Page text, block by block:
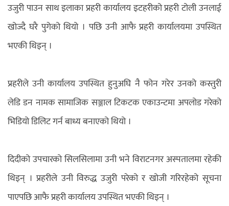
उजुरी पाउन साथ इलाका प्रहरी कार्यालय इटहरीको प्रहरी टोली उनलाई
खोज्दै घरै पुगेको थियो । पछि उनी आफै प्रहरी कार्यालयमा उपस्थित
भएकी थिइन् ।
प्रहरीले उनी कार्यालय उपस्थित हुनुअघि नै फोन गरेर उनको कस्तुरी
लेडि डन नामक सामाजिक सञ्जाल टिकटक एकाउन्टमा अपलोड गरेको
भिडियो डिलिट गर्न बाध्य बनाएको थियो ।
दिदीको उपचारको सिलसिलामा उनी भने विराटनगर अस्पतालमा रहेकी
थिइन् । प्रहरीले उनी विरुद्ध उजुरी परेको र खोजी गरिरहेको सूचना
पाएपछि आफै प्रहरी कार्यालय उपस्थित भएकी थिइन् ।